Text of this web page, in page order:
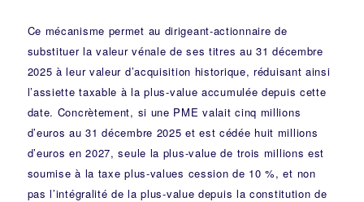
Ce mécanisme permet au dirigeant-actionnaire de
substituer la valeur vénale de ses titres au 31 décembre
2025 à leur valeur d’acquisition historique, réduisant ainsi
l’assiette taxable à la plus-value accumulée depuis cette
date. Concrètement, si une PME valait cinq millions
d’euros au 31 décembre 2025 et est cédée huit millions
d’euros en 2027, seule la plus-value de trois millions est
soumise à la taxe plus-values cession de 10 %, et non
pas l’intégralité de la plus-value depuis la constitution de